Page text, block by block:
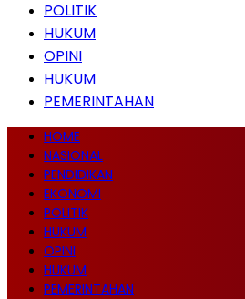
POLITIK
HUKUM
OPINI
HUKUM
PEMERINTAHAN
HOME
NASIONAL
PENDIDIKAN
EKONOMI
POLITIK
HUKUM
OPINI
HUKUM
PEMERINTAHAN